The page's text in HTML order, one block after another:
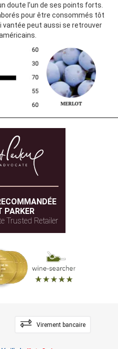
doute l’un de ses points forts.
pour être consommés tôt
peut aussi se retrouver
PARKER
Trusted Retailer
Virement bancaire